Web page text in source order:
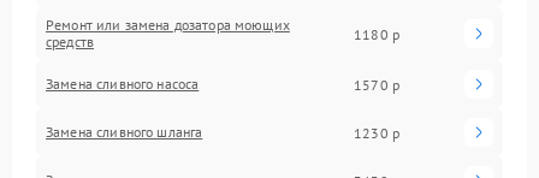
Ремонт или замена дозатора моющих
средств
1180 р
Замена сливного насоса 1570 р
Замена сливного шланга 1230 р